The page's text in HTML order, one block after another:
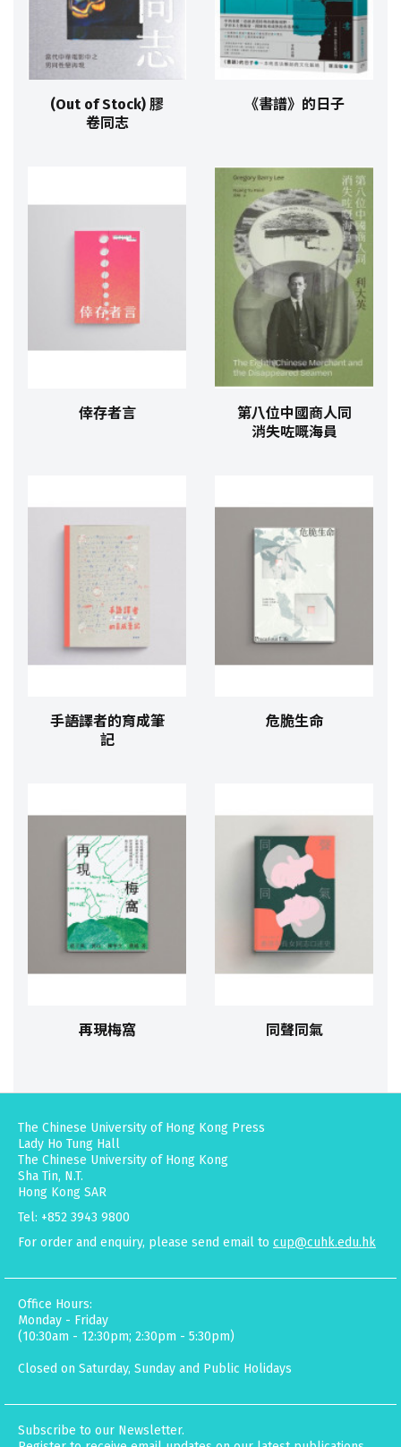
(Out of Stock) 膠
卷同志
《書譜》的日子
倖存者言
第八位中國商人同
消失咗嘅海員
手語譯者的育成筆
記
危脆生命
再現梅窩 同聲同氣
The Chinese University of Hong Kong Press
Lady Ho Tung Hall
The Chinese University of Hong Kong
Sha Tin, N.T.
Hong Kong SAR
Tel: +852 3943 9800
For order and enquiry, please send email to cup@cuhk.edu.hk
Office Hours:
Monday - Friday
(10:30am - 12:30pm; 2:30pm - 5:30pm)
Closed on Saturday, Sunday and Public Holidays
Subscribe to our Newsletter.